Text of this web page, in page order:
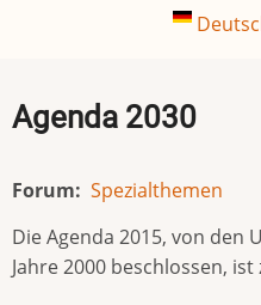
Agenda 2030
Forum
Spezialthemen
Die Agenda 2015, von den
Jahre 2000 beschlossen, ist